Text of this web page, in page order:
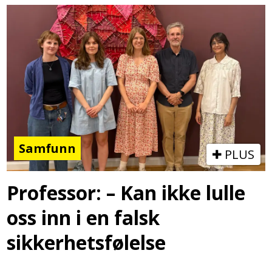
Samfunn PLUS
Professor: – Kan ikke lulle
oss inn i en falsk
sikkerhetsfølelse